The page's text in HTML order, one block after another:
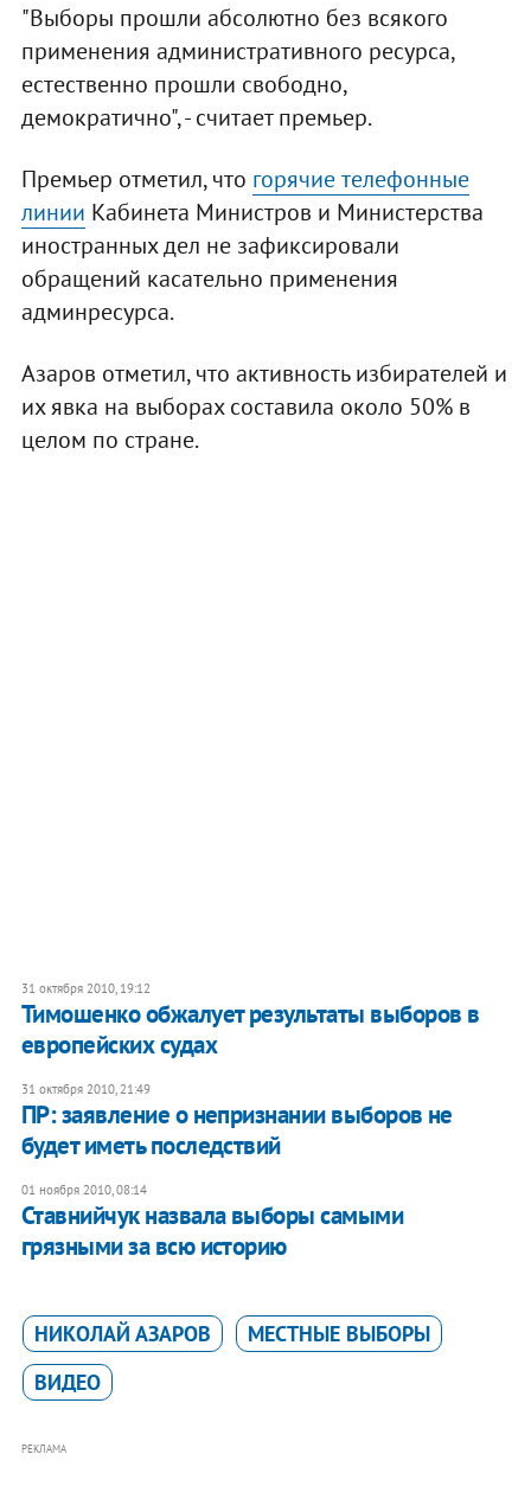
"Выборы прошли абсолютно без всякого
применения административного ресурса,
естественно прошли свободно,
демократично", - считает премьер.
Премьер отметил, что горячие телефонные
линии Кабинета Министров и Министерства
иностранных дел не зафиксировали
обращений касательно применения
админресурса.
Азаров отметил, что активность избирателей и
их явка на выборах составила около 50% в
целом по стране.
31 октября 2010, 19:12
Тимошенко обжалует результаты выборов в
европейских судах
31 октября 2010, 21:49
ПР: заявление о непризнании выборов не
будет иметь последствий
01 ноября 2010, 08:14
Ставнийчук назвала выборы самыми
грязными за всю историю
НИКОЛАЙ АЗАРОВ
МЕСТНЫЕ ВЫБОРЫ
ВИДЕО
РЕКЛАМА